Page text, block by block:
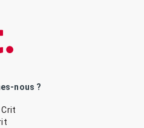
nous ?
Crit